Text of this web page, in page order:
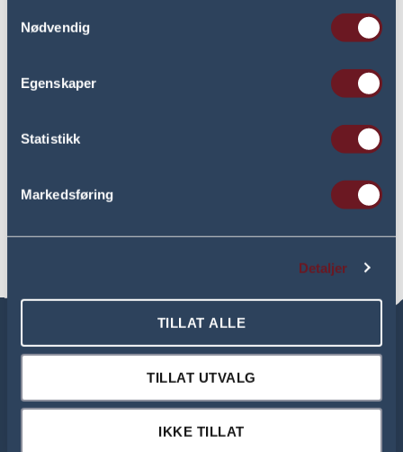
Nødvendig
Egenskaper
Statistikk
Markedsføring
Detaljer
TILLAT ALLE
TILLAT UTVALG
IKKE TILLAT
Bestill time hos Jens-Christian
medisinsk ansvarlig.